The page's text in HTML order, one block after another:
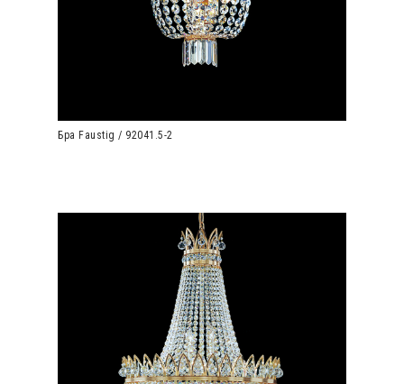
Бра Faustig / 92041.5-2